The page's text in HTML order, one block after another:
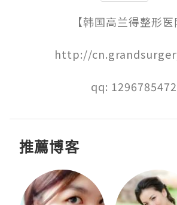
【韩国高兰得整形医
http://
qq: 1296785472
推薦博客